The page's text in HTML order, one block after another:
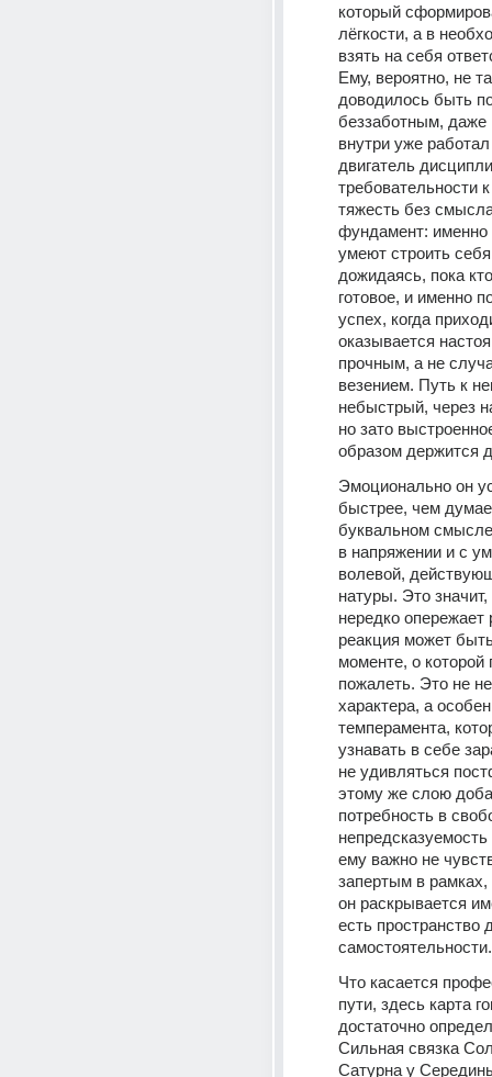
который
лёгкости, а в
взять на себя
Ему, вероятно, не
доводилось быть
беззаботным, даже
внутри уже
двигатель
требовательности
тяжесть без
фундамент: именно
умеют строить
дожидаясь, пока
готовое, и именно
успех, когда
оказывается
прочным, а не
везением. Путь к
небыстрый, через
но зато
образом держится
Эмоционально он
быстрее, чем
буквальном
в напряжении и с
волевой,
натуры. Это значит,
нередко
реакция может
моменте, о которой
пожалеть. Это не
характера, а
темперамента,
узнавать в себе
не удивляться
этому же слою
потребность в
ему важно не
запертым в
он раскрывается
есть пространство
самостоятельности.
Что касается
пути, здесь карта
достаточно
Сильная связка
Сатурна у